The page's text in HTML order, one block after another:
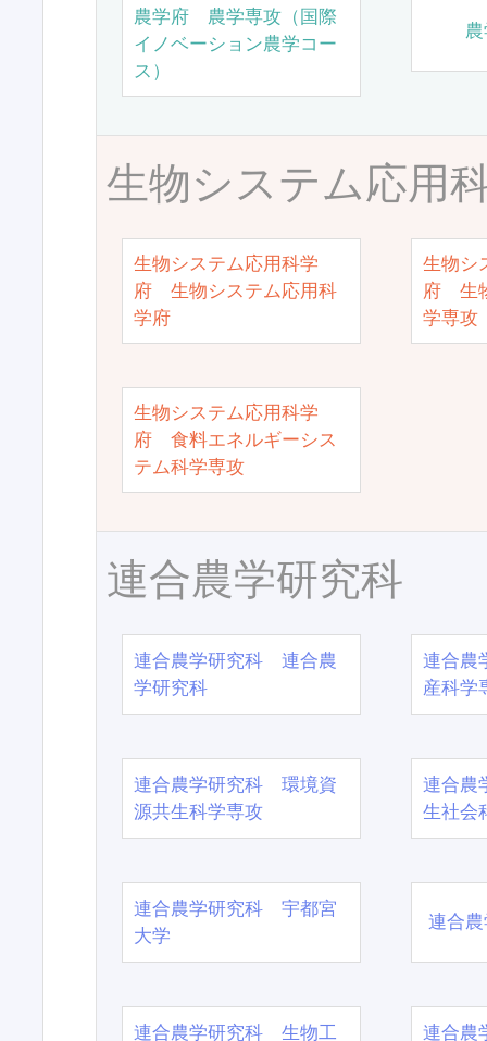
農学府 農学専攻（国際
イノベーション農学コー
ス）
生物システム応用
生物システム応用科学
府 生物システム応用科
学府
生物シ
府 生
学専攻
生物システム応用科学
府 食料エネルギーシス
テム科学専攻
連合農学研究科
連合農学研究科 連合農
学研究科
連合農
産科学
連合農学研究科 環境資
源共生科学専攻
連合農
生社会
連合農学研究科 宇都宮
大学
連合
連合農学研究科 生物工
連合農